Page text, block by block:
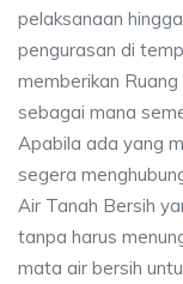
pelaksanaan
pengurasan di
memberikan
sebagai mana
Apabila ada yang
segera
Air Tanah Bersih
tanpa harus
mata air bersih